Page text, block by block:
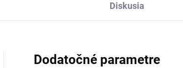
Diskusia
Dodatočné parametre